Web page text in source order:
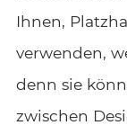
Ihnen,
verwenden,
denn sie
zwischen